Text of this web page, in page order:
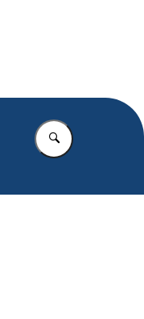
Vul in wat u